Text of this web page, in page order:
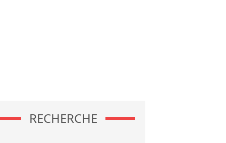
RECHERCHE